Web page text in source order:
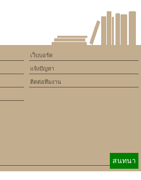
เว็บบอร์ด
แจ้งปัญหา
ติดต่อทีมงาน
สนทนา